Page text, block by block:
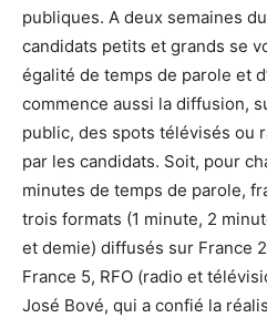
publiques. A deux semaines
candidats petits et grands se
égalité de temps de parole et
commence aussi la diffusion,
public, des spots télévisés ou
par les candidats. Soit, pour
minutes de temps de parole,
trois formats (1 minute, 2
et demie) diffusés sur France
France 5, RFO (radio et
José Bové, qui a confié la